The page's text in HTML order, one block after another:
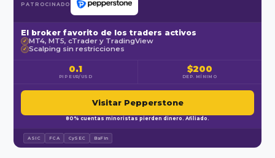
PATROCINADO
El broker favorito de los traders activos
✓ MT4, MT5, cTrader y TradingView
✓ Scalping sin restricciones
0.1
PIP EUR/USD
$200
DEP. MÍNIMO
Visitar Pepperstone
80% cuentas minoristas pierden dinero. Afiliado.
ASIC FCA CySEC BaFin